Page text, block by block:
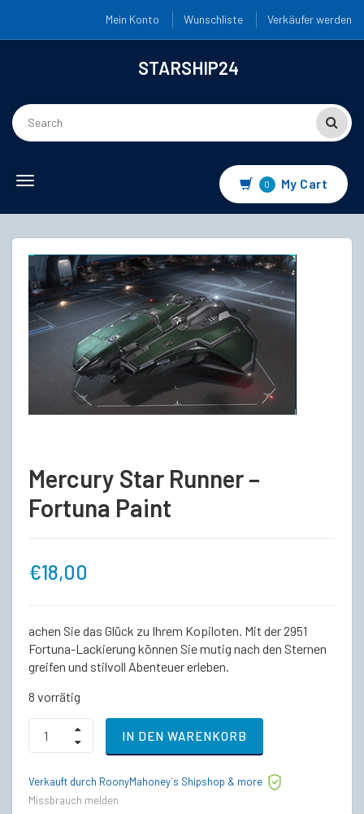
Mein Konto Wunschliste Verkäufer werden
STARSHIP24
Toggle
0 My Cart
Mercury Star Runner –
Fortuna Paint
€18,00
achen Sie das Glück zu Ihrem Kopiloten. Mit der 2951
Fortuna-Lackierung können Sie mutig nach den Sternen
greifen und stilvoll Abenteuer erleben.
8 vorrätig
Mercury
Star
Runner
Fortuna
Paint
IN DEN WARENKORB
Verkauft durch RoonyMahoney`s Shipshop & more
Missbrauch melden